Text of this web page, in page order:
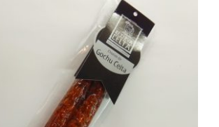
AÑADIR AL CARRITO